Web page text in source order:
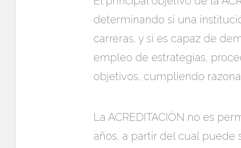
determinando si una
carreras, y si es capaz de
empleo de estrategias,
objetivos, cumpliendo
La ACREDITACIÓN no es
años, a partir del cual puede